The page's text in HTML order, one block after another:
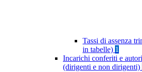
Tassi di assenza
in tabelle) 1
Incarichi conferiti e
(dirigenti e non dirigenti)